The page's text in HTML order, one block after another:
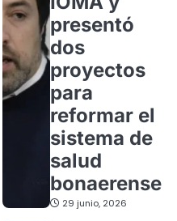
presentó
dos
proyectos
para
reformar el
sistema de
salud
bonaerense
29 junio, 2026